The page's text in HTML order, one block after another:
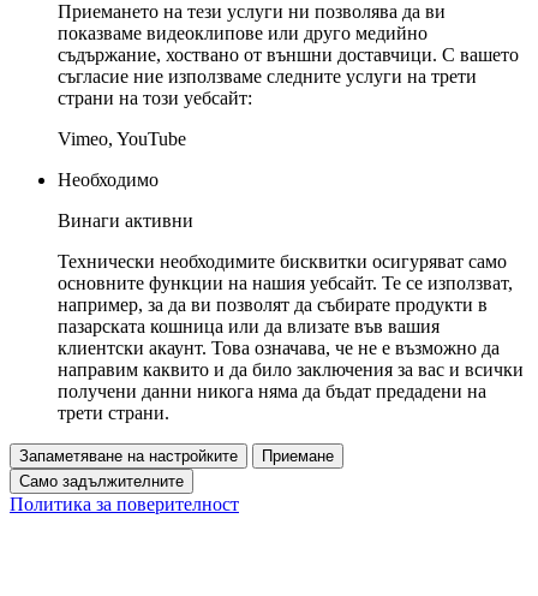
Приемането на тези услуги ни позволява да ви
показваме видеоклипове или друго медийно
съдържание, хоствано от външни доставчици. С вашето
съгласие ние използваме следните услуги на трети
страни на този уебсайт:
Vimeo, YouTube
Необходимо
Винаги активни
Технически необходимите бисквитки осигуряват само
основните функции на нашия уебсайт. Те се използват,
например, за да ви позволят да събирате продукти в
пазарската кошница или да влизате във вашия
клиентски акаунт. Това означава, че не е възможно да
направим каквито и да било заключения за вас и всички
получени данни никога няма да бъдат предадени на
трети страни.
Запаметяване на настройките
Приемане
Само задължителните
Политика за поверителност